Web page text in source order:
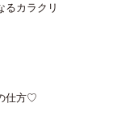
るカラクリ
仕方♡